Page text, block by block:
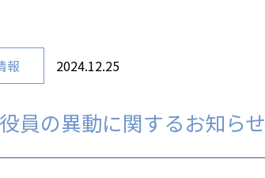
報 2024.12.25
員の異動に関するお知らせ